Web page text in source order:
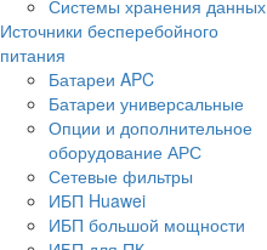
Системы хранения данных
Источники бесперебойного
питания
Батареи APC
Батареи универсальные
Опции и дополнительное
оборудование АРС
Сетевые фильтры
ИБП Huawei
ИБП большой мощности